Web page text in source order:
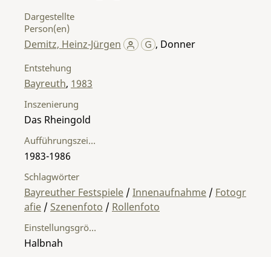
Dargestellte
Person(en)
Demitz, Heinz-Jürgen , Donner
Entstehung
Bayreuth, 1983
Einstellungsgröße
Halbnah
Inszenierung
Das Rheingold
Aufführungszeitraum
1983-1986
Schlagwörter
Bayreuther Festspiele / Innenaufnahme / Fotogr
afie / Szenenfoto / Rollenfoto